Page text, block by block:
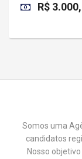
R$
Somos uma
candidatos
Nosso